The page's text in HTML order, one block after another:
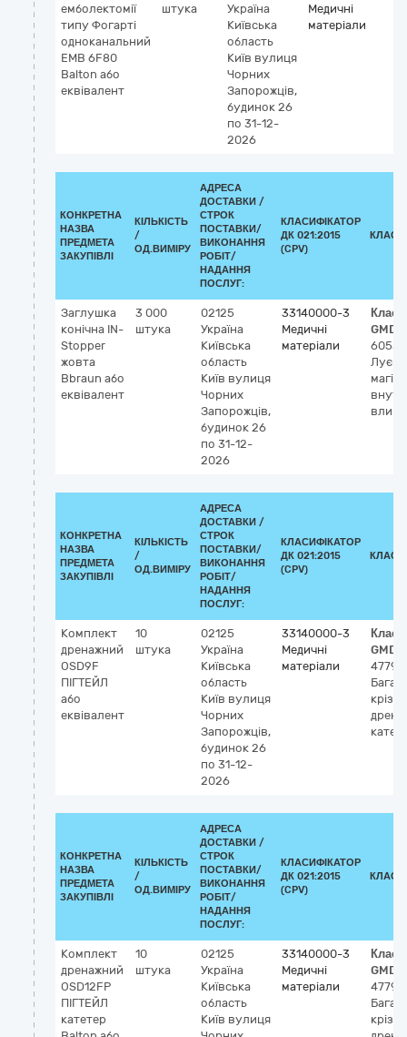
емболектомії
типу Фогарті
одноканальний
ЕМВ 6F80
Balton або
еквівалент
штука
Україна
Київська
область
Київ вулиця
Чорних
Запорожців,
будинок 26
по 31-12-
2026
Медичні
матеріали
КОНКРЕТНА
НАЗВА
ПРЕДМЕТА
ЗАКУПІВЛІ
КІЛЬКІСТЬ
/
ОД.ВИМІРУ
АДРЕСА
ДОСТАВКИ /
СТРОК
ПОСТАВКИ/
ВИКОНАННЯ
РОБІТ/
НАДАННЯ
ПОСЛУГ:
КЛАСИФІКАТОР
ДК 021:2015
(CPV)
Заглушка
конічна IN-
Stopper
жовта
Bbraun або
еквівалент
3 000
штука
02125
Україна
Київська
область
Київ вулиця
Чорних
Запорожців,
будинок 26
по 31-12-
2026
33140000-3
Медичні
матеріали
60538
Луєр
КОНКРЕТНА
НАЗВА
ПРЕДМЕТА
ЗАКУПІВЛІ
КІЛЬКІСТЬ
/
ОД.ВИМІРУ
АДРЕСА
ДОСТАВКИ /
СТРОК
ПОСТАВКИ/
ВИКОНАННЯ
РОБІТ/
НАДАННЯ
ПОСЛУГ:
КЛАСИФІКАТОР
ДК 021:2015
(CPV)
Комплект
дренажний
OSD9F
ПІГТЕЙЛ
або
еквівалент
10
штука
02125
Україна
Київська
область
Київ вулиця
Чорних
Запорожців,
будинок 26
по 31-12-
2026
33140000-3
Медичні
матеріали
47796
КОНКРЕТНА
НАЗВА
ПРЕДМЕТА
ЗАКУПІВЛІ
КІЛЬКІСТЬ
/
ОД.ВИМІРУ
АДРЕСА
ДОСТАВКИ /
СТРОК
ПОСТАВКИ/
ВИКОНАННЯ
РОБІТ/
НАДАННЯ
ПОСЛУГ:
КЛАСИФІКАТОР
ДК 021:2015
(CPV)
Комплект
дренажний
OSD12FP
ПІГТЕЙЛ
катетер
10
штука
02125
Україна
Київська
область
Київ вулиця
33140000-3
Медичні
матеріали
47796